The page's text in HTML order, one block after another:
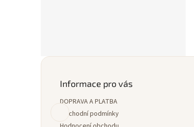
Informace pro vás
DOPRAVA A PLATBA
Obchodní podmínky